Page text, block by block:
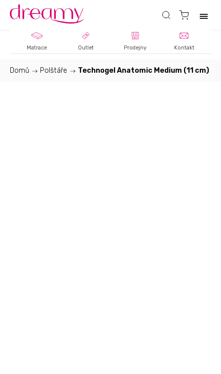
Matrace Outlet Prodejny Kontakt
Domů / Polštáře / Technogel Anatomic Medium (11 cm)